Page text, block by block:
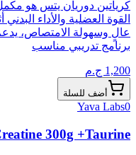
كرياتين دوريان يتس هو
القوة العضلية والأداء البدني
عالٍ وسهولة الامتصاص،
برنامج تدريبي مناسب
1,200 ج.م
أضف للسلة
Yava Labs0
300g +Taurine